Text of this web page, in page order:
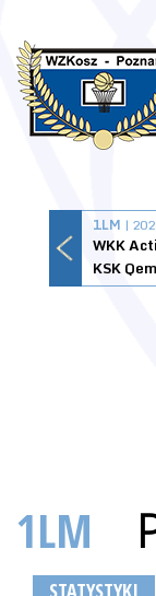
1LM |
WKK
1LM
STATYSTYKI